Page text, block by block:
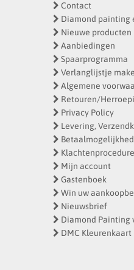
Contact
Diamond painting
Nieuwe producten
Aanbiedingen
Spaarprogramma
Verlanglijstje
Algemene
Retouren/
Privacy Policy
Levering,
Klachtenprocedure
Mijn account
Gastenboek
Win uw
Nieuwsbrief
Diamond Painting
DMC Kleurenkaart